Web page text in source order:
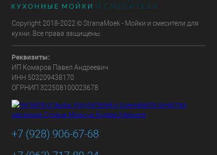
Copyright 2018-2022 © StranaMoek - Мойки и смесители для
кухни. Все права защищены.
Реквизиты:
ИП Комаров Павел Андреевич
ИНН 503209438170
ОГРНИП 322508100023678
+7 (928) 906-67-68